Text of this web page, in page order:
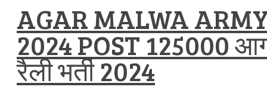
AGAR MALWA
2024 POST 125000
रैली भर्ती 2024